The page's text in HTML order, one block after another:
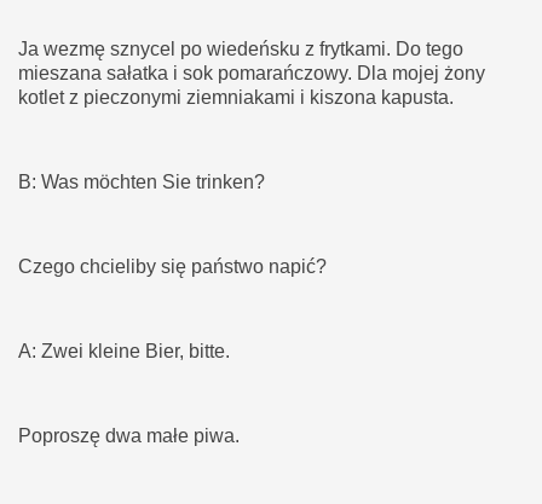
Ja wezmę sznycel po wiedeńsku z frytkami. Do tego
mieszana sałatka i sok pomarańczowy. Dla mojej żony
kotlet z pieczonymi ziemniakami i kiszona kapusta.
B: Was möchten Sie trinken?
Czego chcieliby się państwo napić?
A: Zwei kleine Bier, bitte.
Poproszę dwa małe piwa.